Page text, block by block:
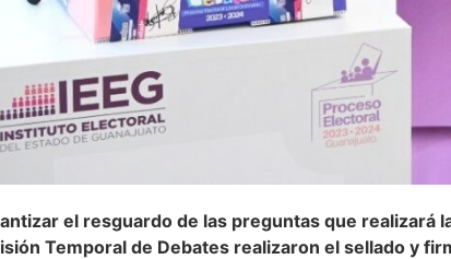
el resguardo de las preguntas que
Temporal de Debates realizaron el sellado y